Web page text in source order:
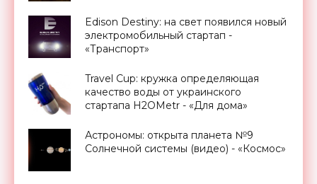
Edison Destiny: на свет появился новый
электромобильный стартап -
«Транспорт»
Travel Cup: кружка определяющая
качество воды от украинского
стартапа H2OMetr - «Для дома»
Астрономы: открыта планета №9
Солнечной системы (видео) - «Космос»